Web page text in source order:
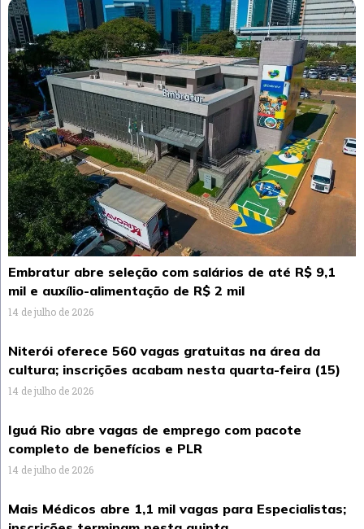
Embratur abre seleção com salários de até R$ 9,1
mil e auxílio-alimentação de R$ 2 mil
14 de julho de 2026
Niterói oferece 560 vagas gratuitas na área da
cultura; inscrições acabam nesta quarta-feira (15)
14 de julho de 2026
Iguá Rio abre vagas de emprego com pacote
completo de benefícios e PLR
14 de julho de 2026
Mais Médicos abre 1,1 mil vagas para Especialistas;